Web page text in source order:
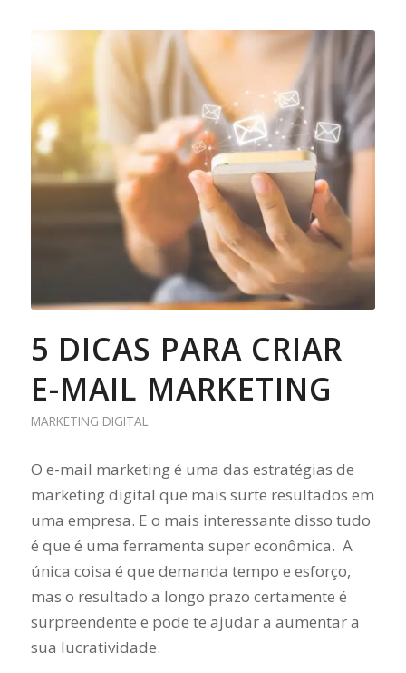
5 DICAS PARA CRIAR
E-MAIL MARKETING
MARKETING DIGITAL
O e-mail marketing é uma das estratégias de
marketing digital que mais surte resultados em
uma empresa. E o mais interessante disso tudo
é que é uma ferramenta super econômica. A
única coisa é que demanda tempo e esforço,
mas o resultado a longo prazo certamente é
surpreendente e pode te ajudar a aumentar a
sua lucratividade.